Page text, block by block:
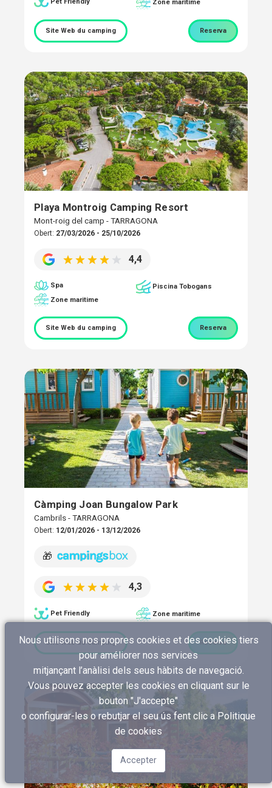
Zone maritime
Site Web du camping Reserva
Playa Montroig Camping Resort
Mont-roig del camp - TARRAGONA
Obert: 27/03/2026 - 25/10/2026
4,4
Spa
Piscina Tobogans
Zone maritime
Site Web du camping Reserva
Càmping Joan Bungalow Park
Cambrils - TARRAGONA
Obert: 12/01/2026 - 13/12/2026
🎁
4,3
Pet Friendly Zone maritime
Site Web du camping Reserva
Nous utilisons nos propres cookies et des cookies tiers
pour améliorer nos services
mitjançant l’anàlisi dels seus hàbits de navegació.
Vous pouvez accepter les cookies en cliquant sur le
bouton "J'accepte"
o configurar-les o rebutjar el seu ús fent clic a Politique
de cookies
Accepter